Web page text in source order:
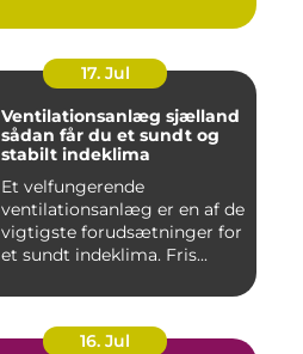
17. Jul
Ventilationsanlæg sjælland
sådan får du et sundt og
stabilt indeklima
Et velfungerende
ventilationsanlæg er en af de
vigtigste forudsætninger for
et sundt indeklima. Fris...
16. Jul